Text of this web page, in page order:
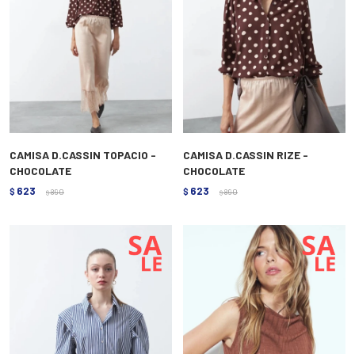
CAMISA D.CASSIN TOPACIO -
CHOCOLATE
$ 623 $ 890
CAMISA D.CASSIN RIZE -
CHOCOLATE
$ 623 $ 890